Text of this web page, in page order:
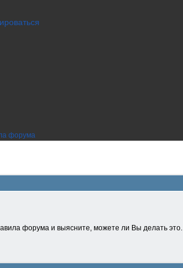
форума и выясните, можете ли Вы делать это.